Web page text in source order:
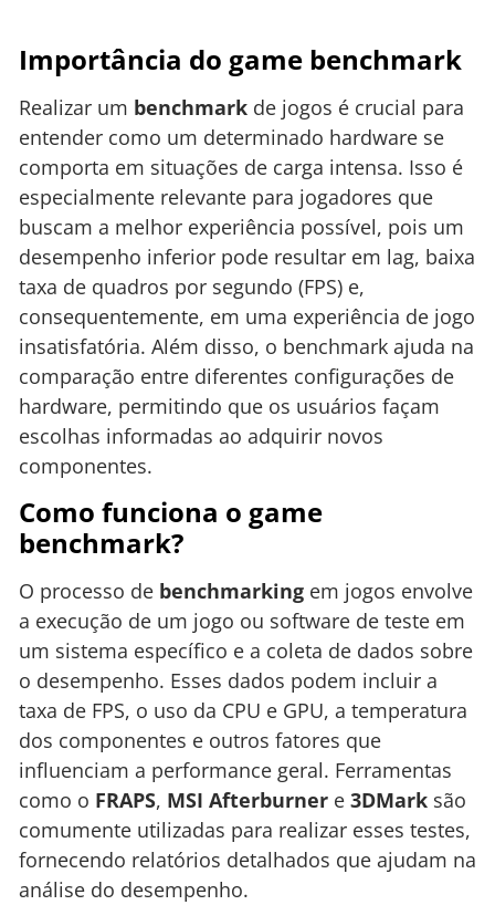
Importância do game benchmark
Realizar um benchmark de jogos é crucial para
entender como um determinado hardware se
comporta em situações de carga intensa. Isso é
especialmente relevante para jogadores que
buscam a melhor experiência possível, pois um
desempenho inferior pode resultar em lag, baixa
taxa de quadros por segundo (FPS) e,
consequentemente, em uma experiência de jogo
insatisfatória. Além disso, o benchmark ajuda na
comparação entre diferentes configurações de
hardware, permitindo que os usuários façam
escolhas informadas ao adquirir novos
componentes.
Como funciona o game
benchmark?
O processo de benchmarking em jogos envolve
a execução de um jogo ou software de teste em
um sistema específico e a coleta de dados sobre
o desempenho. Esses dados podem incluir a
taxa de FPS, o uso da CPU e GPU, a temperatura
dos componentes e outros fatores que
influenciam a performance geral. Ferramentas
como o FRAPS, MSI Afterburner e 3DMark são
comumente utilizadas para realizar esses testes,
fornecendo relatórios detalhados que ajudam na
análise do desempenho.